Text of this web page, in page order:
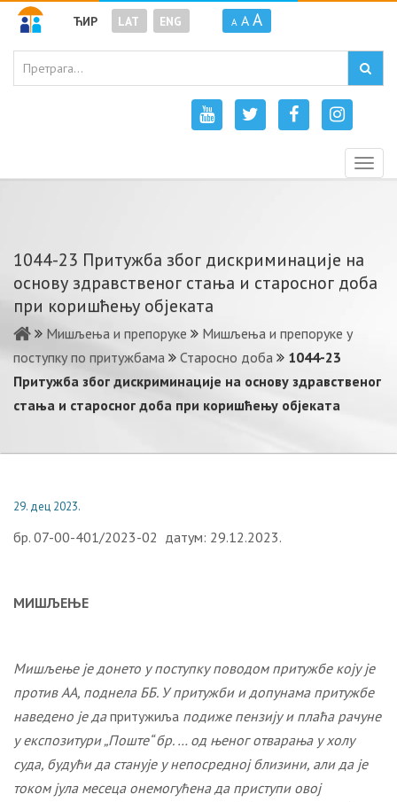
ЋИР LAT ENG A A A
1044-23 Притужба због дискриминације на
основу здравственог стања и старосног доба
при коришћењу објеката
Мишљења и препоруке
Мишљења и препоруке у
поступку по притужбама
Старосно доба
1044-23
Притужба због дискриминације на основу здравственог
стања и старосног доба при коришћењу објеката
29. дец 2023.
бр. 07-00-401/2023-02 датум: 29.12.2023.
МИШЉЕЊЕ
Мишљење је донето у поступку поводом притужбе коју је
противAA, поднела ББ. У притужби и допунама притужбе
наведено је дапритужиља подиже пензију и плаћа рачуне
у експозитури „Поште“ бр. …од њеног отварања у холу
суда, будући да станује у непосредној близини, али да је
током јула месеца онемогућена да приступи овој